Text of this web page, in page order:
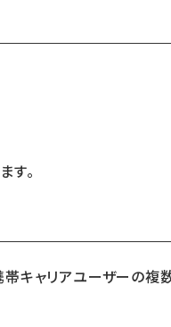
。
キャリアユーザーの複